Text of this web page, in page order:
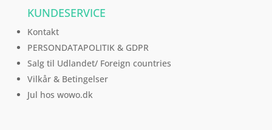
KUNDESERVICE
Kontakt
PERSONDATAPOLITIK & GDPR
Salg til Udlandet/ Foreign countries
Vilkår & Betingelser
Jul hos wowo.dk